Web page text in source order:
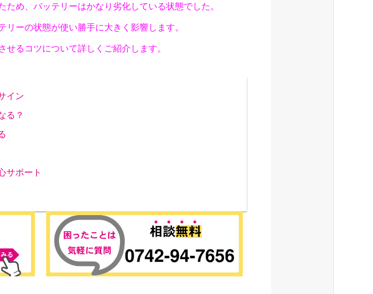
め、バッテリーはかなり劣化している状態でした。
ーの状態が使い勝手に大きく影響します。
るコツについて詳しくご紹介します。
イン
る？
サポート